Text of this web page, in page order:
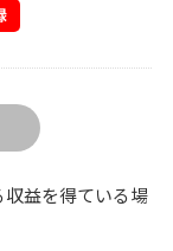
益を得ている場